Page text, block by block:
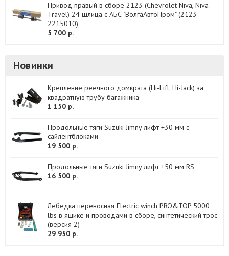
Привод правый в сборе 2123 (Chevrolet Niva, Niva
Travel) 24 шлица с АБС "ВолгаАвтоПром" (2123-
2215010)
5 700 р.
Новинки
Крепление реечного домкрата (Hi-Lift, Hi-Jack) за
квадратную трубу багажника
1 150 р.
Продольные тяги Suzuki Jimny лифт +30 мм с
сайлентблоками
19 500 р.
Продольные тяги Suzuki Jimny лифт +50 мм RS
16 500 р.
Лебедка переносная Electric winch PRO&TOP 5000
lbs в ящике и проводами в сборе, синтетический трос
(версия 2)
29 950 р.